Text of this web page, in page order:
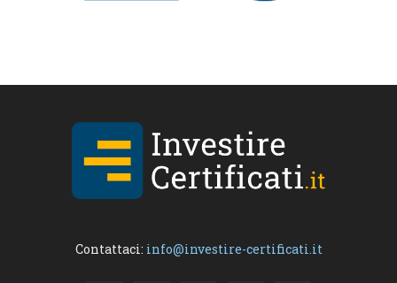
Contattaci: info@investire-certificati.it